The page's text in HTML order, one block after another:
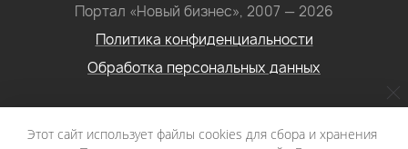
Портал «Новый бизнес», 2007 — 2026
Политика конфиденциальности
Обработка персональных данных
Условия использования информации с сайта: Материалы
Этот сайт использует файлы cookies для сбора и хранения